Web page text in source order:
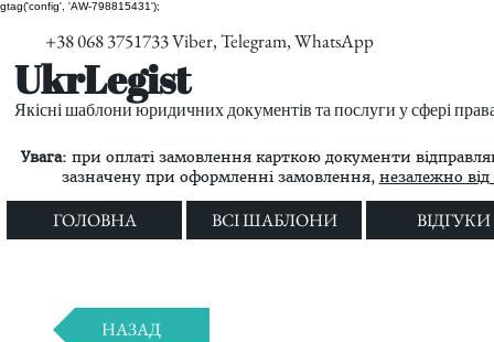
gtag('config', 'AW-798815431');
+38 068 3751733 Viber, Telegram, WhatsApp
UkrLegist
Якісні шаблони юридичних документів та послуги у сфері
Увага: при оплаті замовлення карткою документи
зазначену при оформленні замовлення, незалежно від
ГОЛОВНА ВСІ ШАБЛОНИ ВІДГУКИ
НАЗАД